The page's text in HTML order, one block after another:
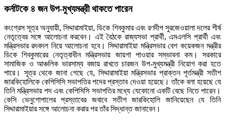
কর্নাটকে ৪ জন উপ-মুখ্যমন্ত্রী থাকতে পারেন
কংগ্রেস সূত্র অনুযায়ী, সিদ্দারামাইয়া, ডিকে শিবকুমার এবং রণদীপ সুরজেওয়ালা দলের শীর্ষ
নেতৃত্বের সঙ্গে আলোচনা করবেন। এই বৈঠকে রাজ্যসভা প্রার্থী, এমএলসি প্রার্থী এবং
মন্ত্রিসভার রদবদল নিয়ে আলোচনা হবে। সিদ্দারামাইয়া মন্ত্রিসভার বেশ কয়েকজন মন্ত্রীর
ডিকে শিবকুমারের নেতৃত্বাধীন মন্ত্রিসভায় জায়গা পাওয়ার সম্ভাবনা কম। সরকারে
সামাজিক ও আঞ্চলিক ভারসাম্য বজায় রাখতে চারজন উপ-মুখ্যমন্ত্রী নিয়োগ করা হতে
পারে। সূত্র থেকে জানা গেছে যে, সিদ্দারামাইয়া মন্ত্রিসভার প্রাক্তন পূর্তমন্ত্রী সতীশ
জারকিহোলিকে কেপিসিসি সভাপতির পদের প্রস্তাব দেওয়া হয়েছে। তাঁকে বলা হয়েছে যে
তিনি মন্ত্রিসভার পদ এবং কেপিসিসি সভাপতির মধ্যে যেকোনো একটি বেছে নিতে পারেন।
কেসি ভেনুগোপালের প্রস্তাবের জবাবে সতীশ জারকিহোলি জানিয়েছেন যে তিনি
সিদ্দারামাইয়ার সঙ্গে আলোচনা করার পর তাঁর সিদ্ধান্ত জানাবেন।